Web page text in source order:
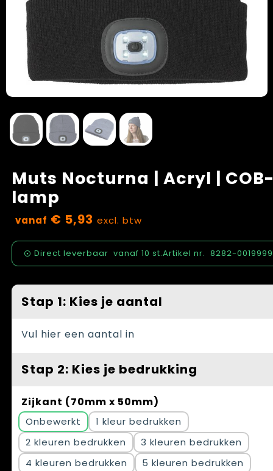
Klokken, horloges en weerstations
Lampen en Gereedschap
Levensmiddelen
Persoonlijke verzorging
Schrijfwaren
Sleutelhangers en Lanyards
Snoepgoed
Themapakketten
Veiligheid, Auto en Fiets
Schoenen
Blazers
Peuters en Baby's
Kledingaccessoires
Caps, Hoeden en Mutsen
Ondergoed, Sokken en Nachtkleding
Sportkleding
Bedrijfskleding
Vastgoed
Zorg
Muts Nocturna | Acryl |
lamp
vanaf € 5,93 excl. btw
Direct leverbaar vanaf 10 st.Artikel nr. 8282-
Stap 1: Kies je aantal
Vul hier een aantal in
Stap 2: Kies je bedrukking
Zijkant (70mm x 50mm)
Onbewerkt
1
2
3
4
5